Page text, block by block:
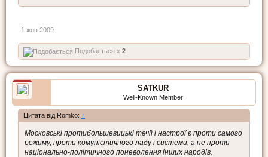
1 жов 2009
Подобається x 2
SATKUR
Well-Known Member
Цитата від Romko: ↑
Московські протибольшевицькі течії і настрої є проти самого
режиму, проти комуністичного ладу і системи, а не проти
національно-політичного поневолення інших народів.